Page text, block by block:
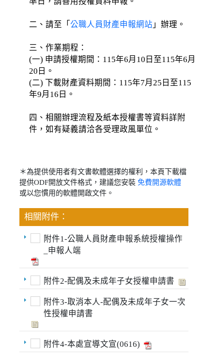
二、請至「 公職人員財產申報網站 」辦理。
三、作業期程：
(一) 申請授權期間：115年6月10日至115年6月
20日。
(二) 下載財產資料期間：115年7月25日至115
年9月16日。
四、相關辦理流程及紙本授權書等資料詳附
件，如有疑義請洽各受理政風單位。
＊為提供使用者有文書軟體選擇的權利，本頁下載檔
提供ODF開放文件格式，建議您安裝 免費開源軟體
或以您慣用的軟體開啟文件。
相關附件：
附件1-公職人員財產申報系統授權操作
_申報人端
附件2-配偶及未成年子女授權申請書
附件3-取消本人-配偶及未成年子女一次
性授權申請書
附件4-本處宣導文宣(0616)